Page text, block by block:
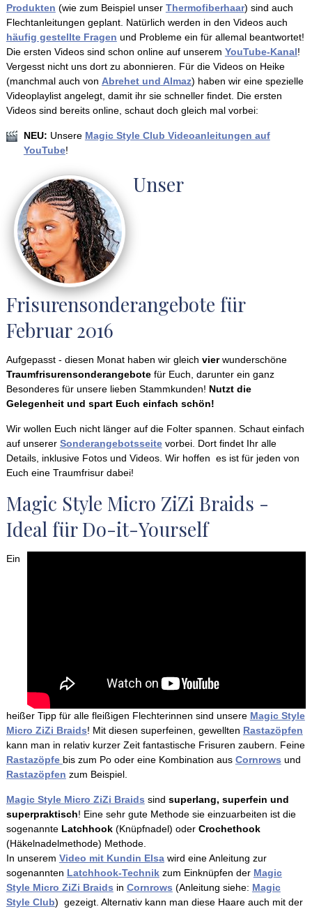
Produkten (wie zum Beispiel unser Thermofiberhaar) sind auch
Flechtanleitungen geplant. Natürlich werden in den Videos auch
häufig gestellte Fragen und Probleme ein für allemal beantwortet!
Die ersten Videos sind schon online auf unserem YouTube-Kanal!
Vergesst nicht uns dort zu abonnieren. Für die Videos on Heike
(manchmal auch von Abrehet und Almaz) haben wir eine spezielle
Videoplaylist angelegt, damit ihr sie schneller findet. Die ersten
Videos sind bereits online, schaut doch gleich mal vorbei:
NEU: Unsere Magic Style Club Videoanleitungen auf
YouTube!
Unser
Frisurensonderangebote für
Februar 2016
Aufgepasst - diesen Monat haben wir gleich vierwunderschöne
Traumfrisurensonderangebotefür Euch, darunter ein ganz
Besonderes für unsere lieben Stammkunden! Nutzt die
Gelegenheit und spart Euch einfach schön!
Wir wollen Euch nicht länger auf die Folter spannen. Schaut einfach
auf unserer Sonderangebotsseitevorbei. Dort findet Ihr alle
Details, inklusive Fotos und Videos. Wir hoffen es ist für jeden von
Euch eine Traumfrisur dabei!
Magic Style Micro ZiZi Braids -
Ideal für Do-it-Yourself
Ein
heißer Tipp für alle fleißigen Flechterinnen sind unsere Magic Style
Micro ZiZi Braids! Mit diesen superfeinen, gewellten Rastazöpfen
kann man in relativ kurzer Zeit fantastische Frisuren zaubern. Feine
Rastazöpfe bis zum Po oder eine Kombination aus Cornrows und
Rastazöpfen zum Beispiel.
Magic Style Micro ZiZi Braids sind superlang, superfein und
superpraktisch! Eine sehr gute Methode sie einzuarbeiten ist die
sogenannte Latchhook(Knüpfnadel) oder Crochethook
(Häkelnadelmethode) Methode.
In unserem Video mit Kundin Elsawird eine Anleitung zur
sogenannten Latchhook-Technikzum Einknüpfen der Magic
Style Micro ZiZi Braids in Cornrows (Anleitung siehe: Magic
Style Club) gezeigt. Alternativ kann man diese Haare auch mit der